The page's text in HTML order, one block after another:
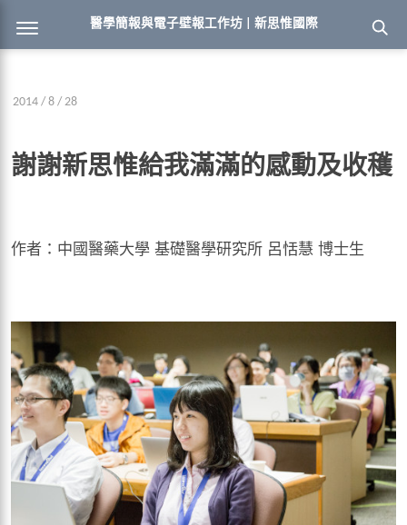
醫學簡報與電子壁報工作坊 | 新思惟國際
2014 / 8 / 28
謝謝新思惟給我滿滿的感動及收穫
作者：中國醫藥大學 基礎醫學研究所 呂恬慧 博士生